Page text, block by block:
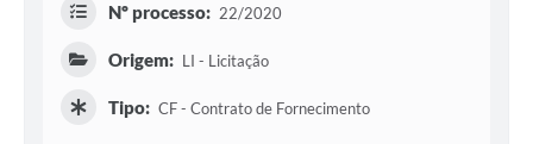
Nº processo: 22/2020
Origem: LI - Licitação
Tipo: CF - Contrato de Fornecimento